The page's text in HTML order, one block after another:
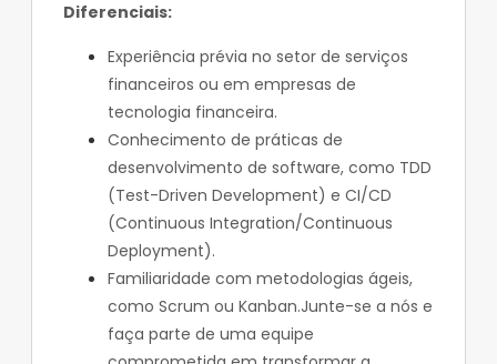
Diferenciais:
Experiência prévia no setor de serviços
financeiros ou em empresas de
tecnologia financeira.
Conhecimento de práticas de
desenvolvimento de software, como TDD
(Test-Driven Development) e CI/CD
(Continuous Integration/Continuous
Deployment).
Familiaridade com metodologias ágeis,
como Scrum ou Kanban.Junte-se a nós e
faça parte de uma equipe